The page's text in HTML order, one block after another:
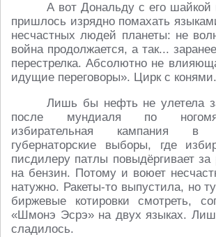
А вот Дональду с его шайкой
пришлось изрядно помахать
несчастных людей планеты: не
война продолжается, а так...
перестрелка. Абсолютно не
идущие переговоры». Цирк с конями.
Лишь бы нефть не улетела
после мундиаля по
избирательная кампания
губернаторские выборы, где
писдилеру патлы повыдёргивает
на бензин. Потому и воюет
натужно. Ракеты-то выпустила, но
биржевые котировки смотреть,
«Шмонэ Эсрэ» на двух языках.
сладилось.